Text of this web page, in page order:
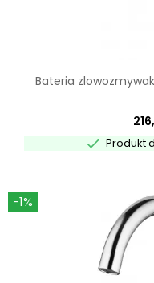
Bateria
 Produkt
-1%